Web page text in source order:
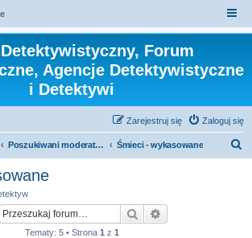
Forum
Agencje Detektywistyczne
i Detektywi
Zaloguj się
Zarejestruj się
Poszukiwani moderatorzy Śmieci - wykasowane
Szukaj
Tematy: 5 • Strona 1 z 1